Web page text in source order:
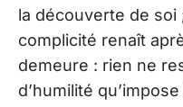
la découverte de soi
complicité renaît
demeure : rien ne
d’humilité